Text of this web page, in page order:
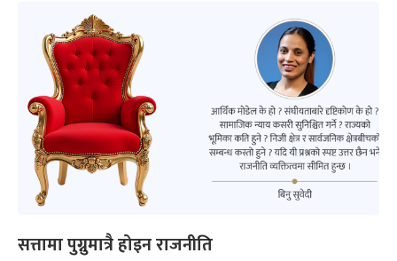
सत्तामा पुग्नुमात्रै होइन राजनीति